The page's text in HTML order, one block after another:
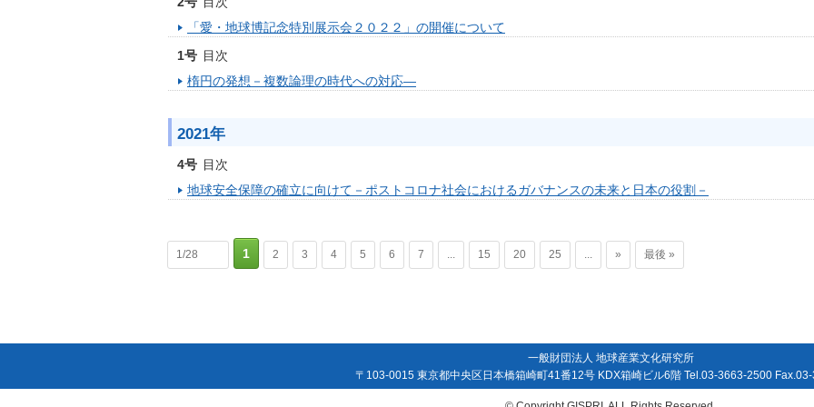
「愛・地球博記念特別展示会２０２２」の開催について
1号 目次
楕円の発想－複数論理の時代への対応―
2021年
4号 目次
地球安全保障の確立に向けて－ポストコロナ社会におけるガバナンスの未来と日本の役割－
1/28 1 2 3 4 5 6 7 ... 15 20 25 ... » 最後 »
一般財団法人 地球産業文化研究所
〒103-0015 東京都中央区日本橋箱崎町41番12号 KDX箱崎ビル6階 Tel.03-3663-2500